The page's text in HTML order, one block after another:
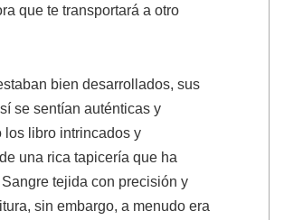
que te transportará a otro
bien desarrollados, sus
se sentían auténticas y
los libro intrincados y
una rica tapicería que ha
tejida con precisión y
sin embargo, a menudo era